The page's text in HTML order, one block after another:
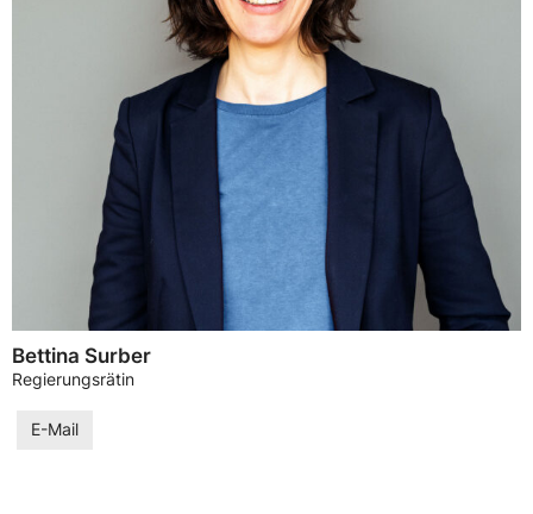
Bettina Surber
Regierungsrätin
E-Mail